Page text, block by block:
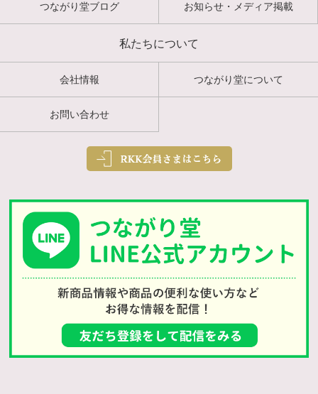
つながり堂ブログ お知らせ・メディア掲載
私たちについて
会社情報 つながり堂について
お問い合わせ